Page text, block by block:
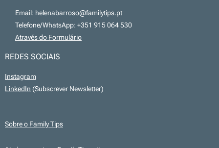
📧 Email: helenabarroso@familytips.pt
📞 Telefone/WhatsApp: +351 915 064 530
Através do Formulário
REDES SOCIAIS
Instagram
LinkedIn (Subscrever Newsletter)
Sobre o Family Tips